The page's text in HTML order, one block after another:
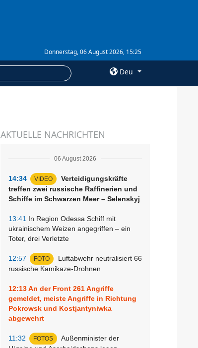
Donnerstag, 06 August 2026, 15:25
Deu
Abonnement
AKTUELLE NACHRICHTEN
06 August 2026
14:34 VIDEO
Verteidigungskräfte
treffen zwei russische Raffinerien und
Schiffe im Schwarzen Meer – Selenskyj
13:41 In Region Odessa Schiff mit
ukrainischem Weizen angegriffen – ein
Toter, drei Verletzte
12:57 FOTO
Luftabwehr neutralisiert 66
russische Kamikaze-Drohnen
12:13An der Front 261 Angriffe
gemeldet, meiste Angriffe in Richtung
Pokrowsk und Kostjantyniwka
abgewehrt
11:32 FOTOS
Außenminister der